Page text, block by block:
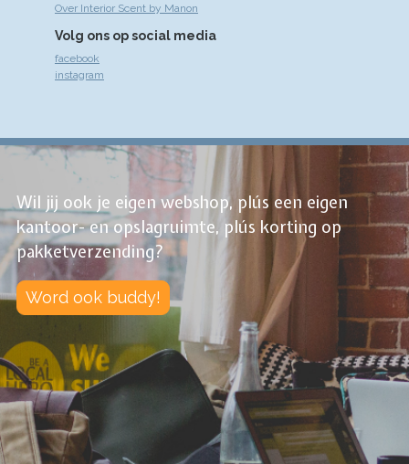
Over Interior Scent by Manon
Volg ons op social media
facebook
instagram
Wil jij ook je eigen webshop, plús een eigen
kantoor- en opslagruimte, plús korting op
pakketverzending?
Word ook buddy!